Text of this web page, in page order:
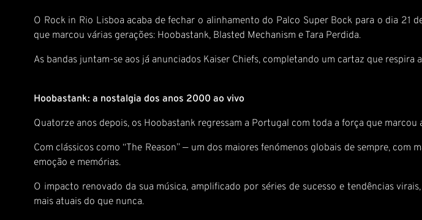
O Rock in Rio Lisboa acaba de fechar o alinhamento do Palco Super Bock para o dia
que marcou várias gerações: Hoobastank, Blasted Mechanism e Tara Perdida.
As bandas juntam-se aos já anunciados Kaiser Chiefs, completando um cartaz que respira
Hoobastank: a nostalgia dos anos 2000 ao vivo
Quatorze anos depois, os Hoobastank regressam a Portugal com toda a força que marcou
Com clássicos como “The Reason” — um dos maiores fenómenos globais de sempre,
emoção e memórias.
O impacto renovado da sua música, amplificado por séries de sucesso e tendências
mais atuais do que nunca.